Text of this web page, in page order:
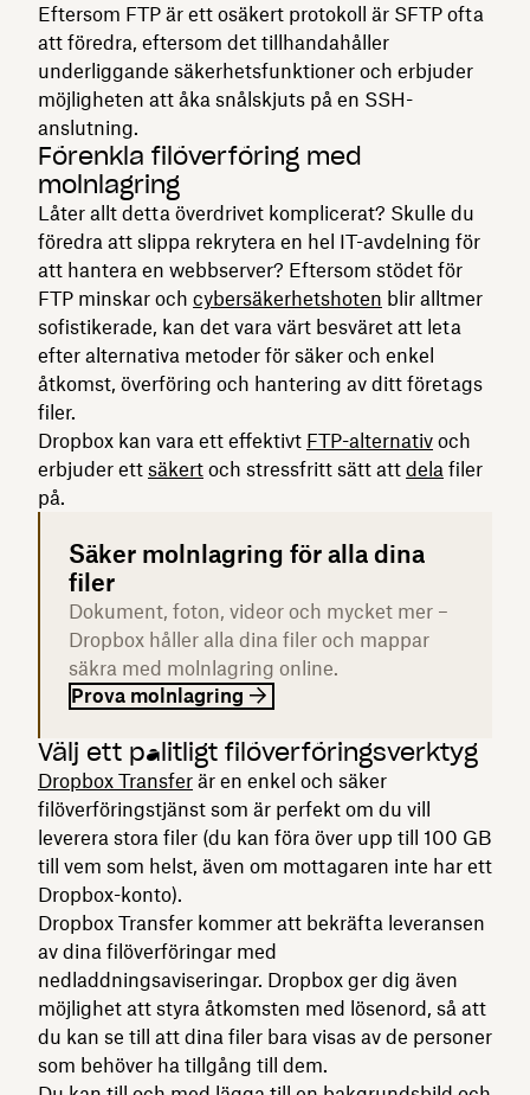
Eftersom FTP är ett osäkert protokoll är SFTP ofta
att föredra, eftersom det tillhandahåller
underliggande säkerhetsfunktioner och erbjuder
möjligheten att åka snålskjuts på en SSH-
anslutning.
Förenkla filöverföring med
molnlagring
Låter allt detta överdrivet komplicerat? Skulle du
föredra att slippa rekrytera en hel IT-avdelning för
att hantera en webbserver? Eftersom stödet för
FTP minskar och cybersäkerhetshoten blir alltmer
sofistikerade, kan det vara värt besväret att leta
efter alternativa metoder för säker och enkel
åtkomst, överföring och hantering av ditt företags
filer.
Dropbox kan vara ett effektivt FTP-alternativ och
erbjuder ett säkert och stressfritt sätt att dela filer
på.
Säker molnlagring för alla dina
filer
Dokument, foton, videor och mycket mer –
Dropbox håller alla dina filer och mappar
säkra med molnlagring online.
Prova molnlagring
Välj ett pålitligt filöverföringsverktyg
Dropbox Transfer är en enkel och säker
filöverföringstjänst som är perfekt om du vill
leverera stora filer (du kan föra över upp till 100 GB
till vem som helst, även om mottagaren inte har ett
Dropbox-konto).
Dropbox Transfer kommer att bekräfta leveransen
av dina filöverföringar med
nedladdningsaviseringar. Dropbox ger dig även
möjlighet att styra åtkomsten med lösenord, så att
du kan se till att dina filer bara visas av de personer
som behöver ha tillgång till dem.